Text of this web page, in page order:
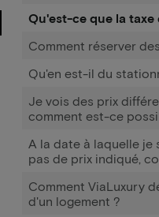
Qu'est-ce que la taxe
Comment réserver
Qu'en est-il du
Je vois des prix
comment est-ce
A la date à laquelle je
pas de prix indiqué,
Comment ViaLuxury
d'un logement ?